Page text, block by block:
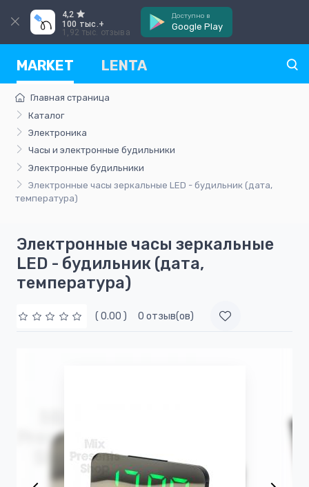
4,2
100 тыс.+
1,92 тыс. отзыва
Доступно в
Google Play
MARKET LENTA
Главная страница
Каталог
Электроника
Часы и электронные будильники
Электронные будильники
Электронные часы зеркальные LED - будильник (дата,
температура)
Электронные часы зеркальные
LED - будильник (дата,
температура)
( 0.00 ) 0 отзыв(ов)